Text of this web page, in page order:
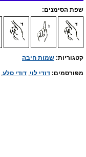
שפת הסימנים:
קטגוריות: שמות חיבה
מפורסמים: דודי לוי, דודי סלע,